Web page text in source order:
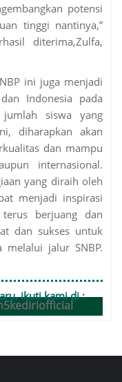
potensi
tinggi nantinya,”
diterima,Zulfa,
ini juga menjadi
Indonesia pada
jumlah siswa yang
diharapkan akan
dan mampu
internasional.
yang diraih oleh
menjadi inspirasi
berjuang dan
dan sukses untuk
jalur SNBP.
ikuti kami di :